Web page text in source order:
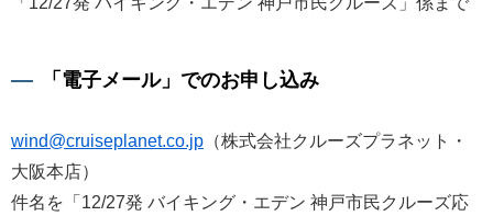
「電子メール」でのお申し込み
wind@cruiseplanet.co.jp （株式会社クルーズプラネット・
大阪本店）
件名を「12/27発 バイキング・エデン 神戸市民クルーズ応